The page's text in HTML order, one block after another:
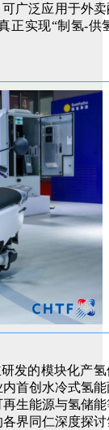
广泛应用于外卖
正实现“制氢-供
发的模块化产氢
首创水冷式氢能
生能源与氢储能
界同仁深度探讨